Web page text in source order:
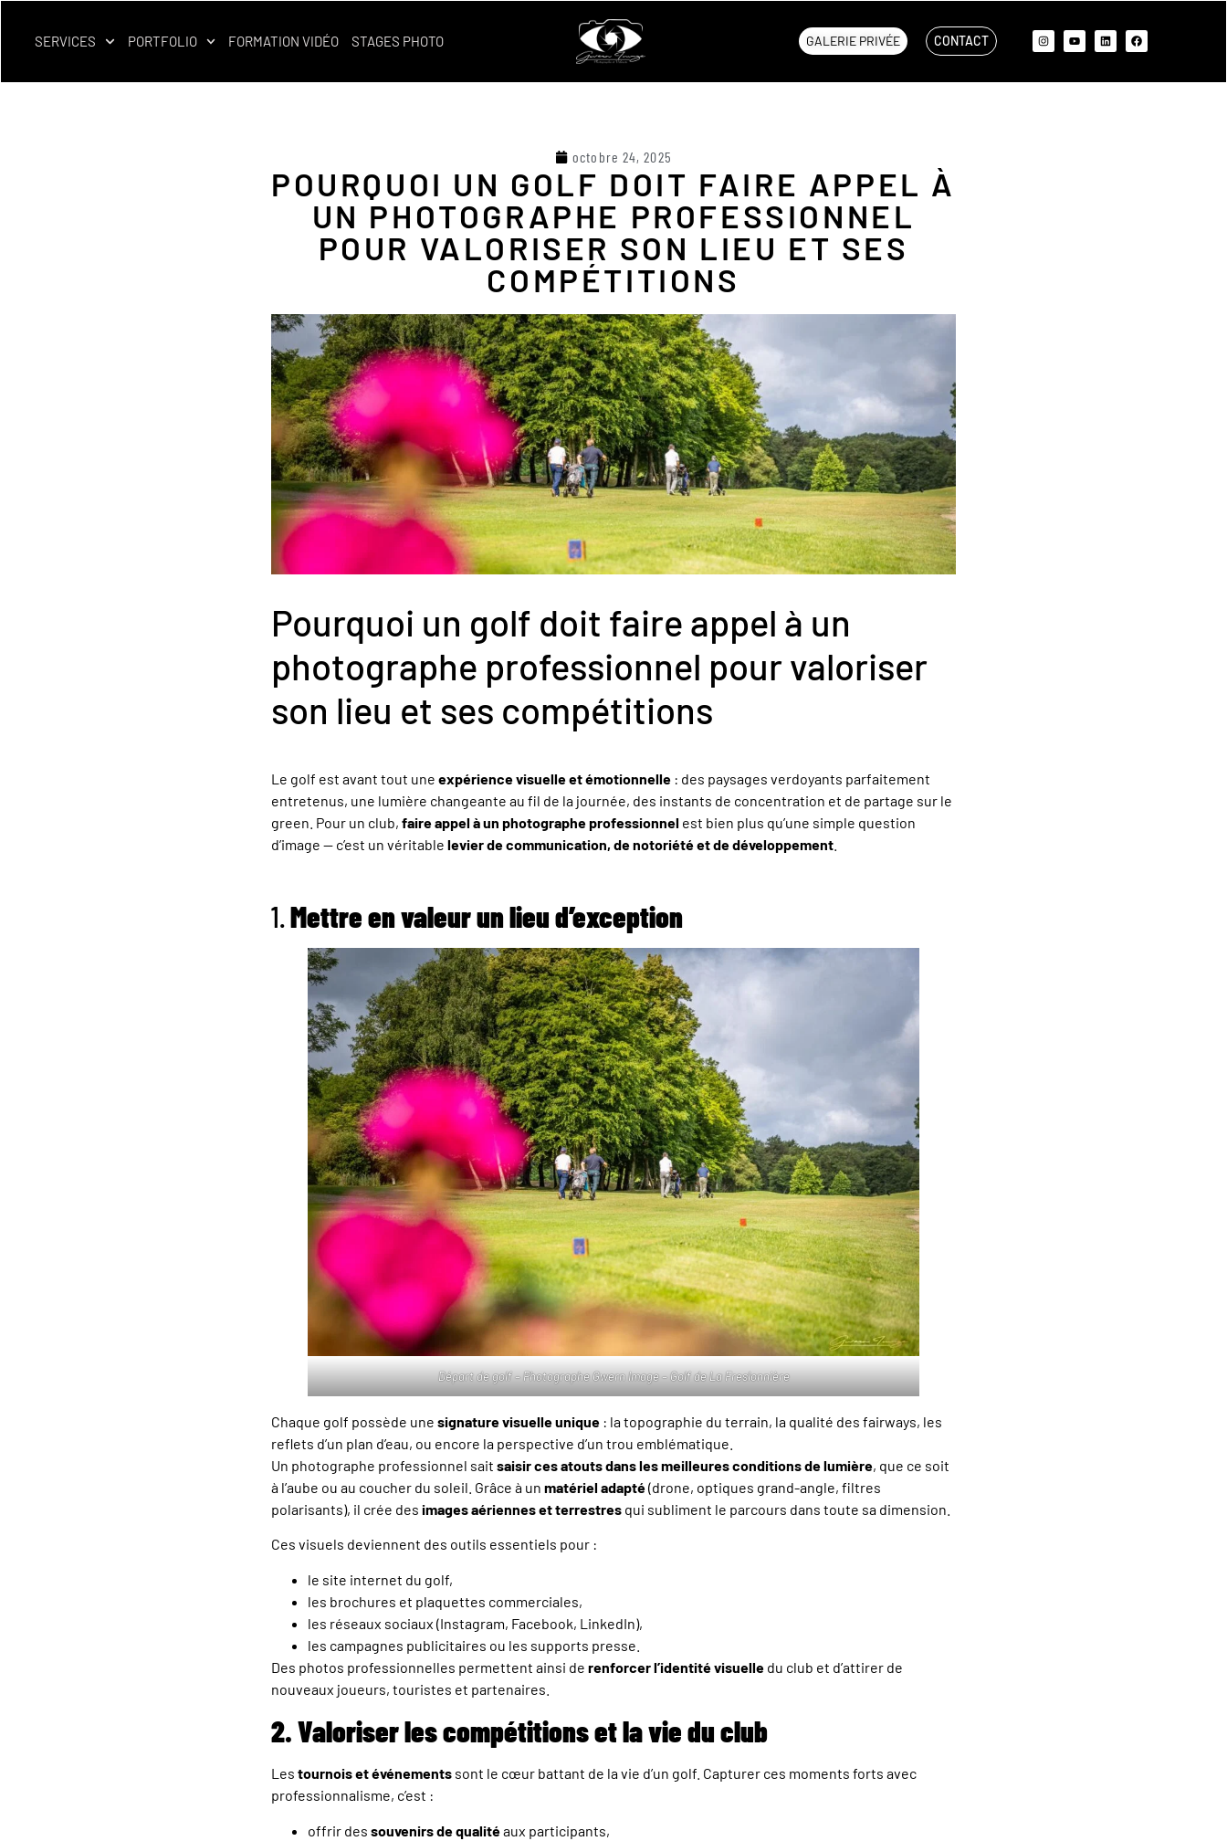
SERVICES PORTFOLIO FORMATION VIDÉO STAGES PHOTO GALERIE PRIVÉE CONTACT
octobre 24, 2025
POURQUOI UN GOLF DOIT FAIRE APPEL À
UN PHOTOGRAPHE PROFESSIONNEL
POUR VALORISER SON LIEU ET SES
COMPÉTITIONS
Pourquoi un golf doit faire appel à un
photographe professionnel pour valoriser
son lieu et ses compétitions
Le golf est avant tout une expérience visuelle et émotionnelle : des paysages verdoyants parfaitement
entretenus, une lumière changeante au fil de la journée, des instants de concentration et de partage sur le
green. Pour un club, faire appel à un photographe professionnel est bien plus qu’une simple question
d’image — c’est un véritable levier de communication, de notoriété et de développement
1.Mettre en valeur un lieu d’exception
Départ de golf – Photographe Gwern Image – Golf de La Freslonnière
Chaque golf possède une signature visuelle unique : la topographie du terrain, la qualité des fairways, les
reflets d’un plan d’eau, ou encore la perspective d’un trou emblématique.
Un photographe professionnel sait saisir ces atouts dans les meilleures conditions de lumière, que ce soit
à l’aube ou au coucher du soleil. Grâce à un matériel adapté(drone, optiques grand-angle, filtres
polarisants), il crée des images aériennes et terrestres qui subliment le parcours dans toute sa dimension.
Ces visuels deviennent des outils essentiels pour :
le site internet du golf,
les brochures et plaquettes commerciales,
les réseaux sociaux (Instagram, Facebook, LinkedIn),
les campagnes publicitaires ou les supports presse.
Des photos professionnelles permettent ainsi de renforcer l’identité visuelle du club et d’attirer de
nouveaux joueurs, touristes et partenaires.
2. Valoriser les compétitions et la vie du club
Les tournois et événements sont le cœur battant de la vie d’un golf. Capturer ces moments forts avec
professionnalisme, c’est :
offrir des souvenirs de qualitéaux participants,